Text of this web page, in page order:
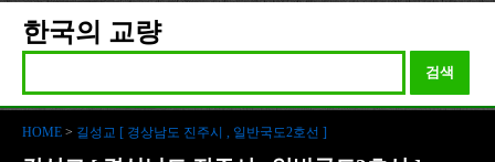
한국의 교량
검색
HOME > 길성교 [ 경상남도 진주시 , 일반국도2호선 ]